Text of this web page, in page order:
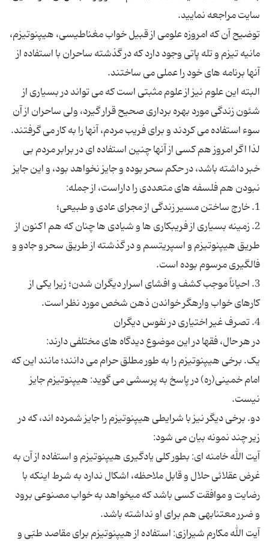
سایت مراجعه نمایید.
توضیح آن که امروزه علومی از قبیل خواب مغناطیسى، هیپنوتیزم،
مانیه ‏تیزم و تله ‏پاتى وجود دارد که در گذشته ساحران با استفاده از
آنها برنامه‏ هاى خود را عملى مى ‏ساختند.
البته این علوم نیز از علوم مثبتى است که مى ‏تواند در بسیارى از
شئون زندگى مورد بهره‏ بردارى صحیح قرار گیرد، ولى ساحران از آن
سوء استفاده مى ‏کردند و براى فریب مردم، آنها را به کار مى ‏گرفتند.
لذا اگر امروز هم کسى از آنها چنین استفاده‏ اى در برابر مردم بی
خبر داشته باشد، در حکم سحر بوده و جایز نخواهد بود، و این جایز
نبودن هم فلسفه ‏هاى متعددى را داراست، از جمله:
1. خارج ساختن مسیر زندگى از مجراى عادى و طبیعى؛
2. زمینه بسیارى از فریبکارى‏ ها و شیادى‏ ها چنان که هم اکنون از
طریق هیپنوتیزم و اسپریتسم و در گذشته از طریق سحر و جادو و
فالگیرى مرسوم بوده است.
3. احیاناً موجب کشف و افشاى اسرار دیگران شدن؛ زیرا یکى از
کارهاى خواب واره‏گر خواندن ذهن شخص مورد نظر است.
4. تصرف غیر اختیارى در نفوس دیگران
در هر حال، فقها در این موضوع دیدگاه های مختلفی دارند:
یک. برخی هیپنوتیزم را به طور مطلق حرام می دانند؛ مانند این که
امام خمینی(ره) در پاسخ به پرسشی می گوید: هیپنوتیزم جایز
نیست.
دو. برخی دیگر نیز با شرایطی هیپنوتیزم را جایز شمرده اند، که در
زیر چند نمونه بیان می شود:
آیت الله خامنه ای: بطور کلى یادگیرى هیپنوتیزم و استفاده از آن به
غرض عقلائى حلال و قابل ملاحظه، اشکال ندارد به شرط اینکه با
رضایت و موافقت کسى باشد که مى‏خواهد به خواب مصنوعى برود
و ضرر معتنابهى هم براى او نداشته باشد.
آیت الله مکارم شیرازی: استفاده از هیپنوتیزم براى مقاصد طبّى و